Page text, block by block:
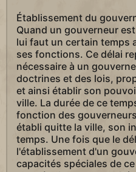
Établissement du
Quand un gouverneur
lui faut un certain temps
ses fonctions. Ce délai
nécessaire à un
doctrines et des lois,
et ainsi établir son
ville. La durée de ce
fonction des
établi quitte la ville, son
temps. Une fois que le
l'établissement d'un
capacités spéciales de